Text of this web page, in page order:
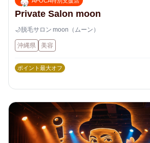
Private Salon moon
🌙脱毛サロン moon（ムーン）
沖縄県 美容
ポイント最大オフ